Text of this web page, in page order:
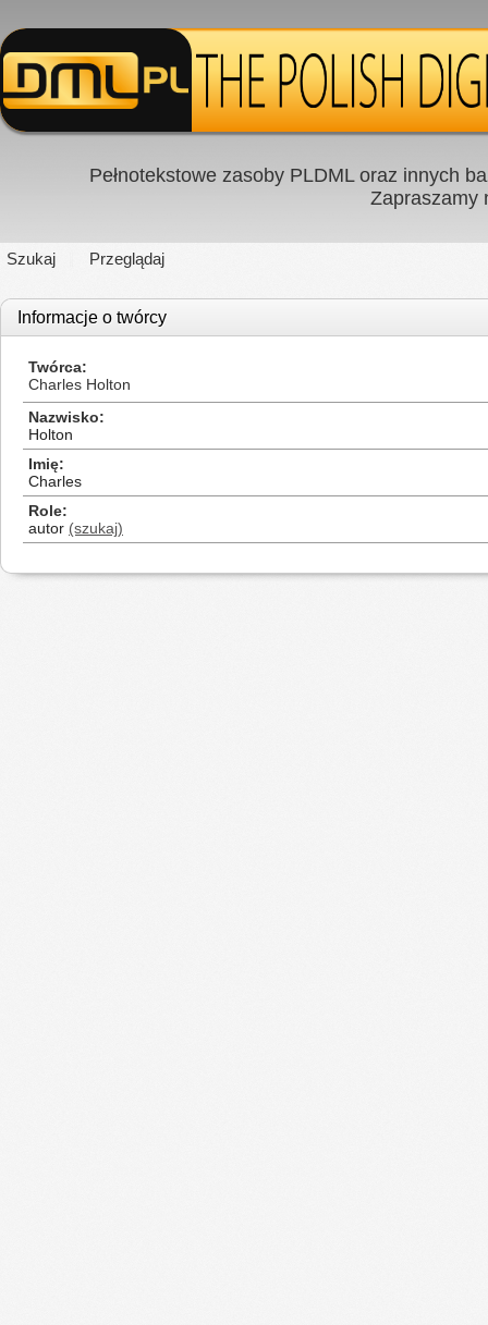
Pełnotekstowe zasoby PLDML oraz innych
Zapraszamy
Szukaj Przeglądaj
Informacje o twórcy
Twórca
Charles Holton
Nazwisko
Holton
Imię
Charles
Role
autor (szukaj)